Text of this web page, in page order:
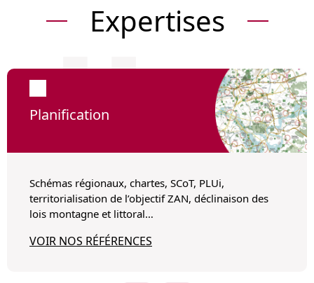
Expertises
Planification
Schémas régionaux, chartes, SCoT, PLUi,
territorialisation de l’objectif ZAN, déclinaison des
lois montagne et littoral…
VOIR NOS RÉFÉRENCES